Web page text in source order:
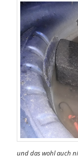
und das wohl auch